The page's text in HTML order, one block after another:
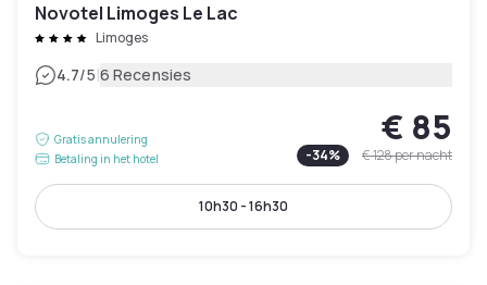
Novotel Limoges Le Lac
Limoges
4.7/5|6 Recensies
Gratis annulering
Betaling in het hotel
€ 85
-34% € 128per nacht
10h30 - 16h30